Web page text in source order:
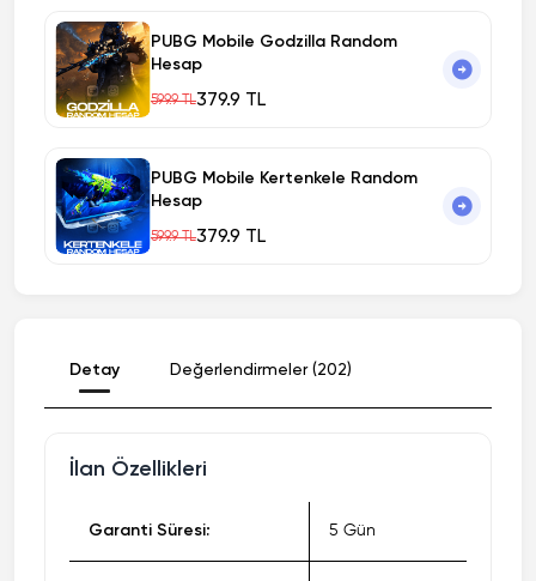
PUBG Mobile Godzilla Random
Hesap
599.9 TL379.9 TL
PUBG Mobile Kertenkele Random
Hesap
599.9 TL379.9 TL
Detay Değerlendirmeler (202)
İlan Özellikleri
Garanti Süresi: 5 Gün